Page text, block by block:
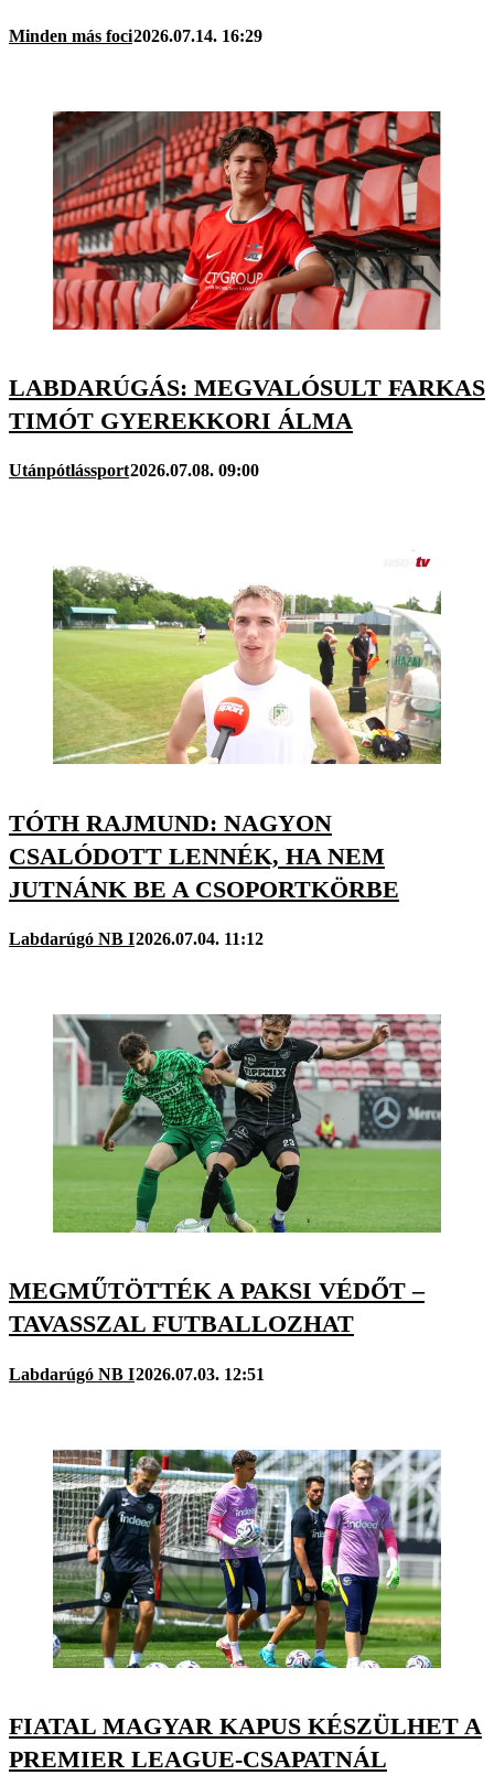
Minden más foci2026.07.14. 16:29
LABDARÚGÁS: MEGVALÓSULT FARKAS
TIMÓT GYEREKKORI ÁLMA
Utánpótlássport2026.07.08. 09:00
TÓTH RAJMUND: NAGYON
CSALÓDOTT LENNÉK, HA NEM
JUTNÁNK BE A CSOPORTKÖRBE
Labdarúgó NB I2026.07.04. 11:12
MEGMŰTÖTTÉK A PAKSI VÉDŐT –
TAVASSZAL FUTBALLOZHAT
Labdarúgó NB I2026.07.03. 12:51
FIATAL MAGYAR KAPUS KÉSZÜLHET A
PREMIER LEAGUE-CSAPATNÁL